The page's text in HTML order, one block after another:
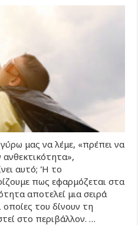
μας να λέμε, «πρέπει να
αυτό; Ή το
πως εφαρμόζεται στα
αποτελεί μια σειρά
του δίνουν τη
στο περιβάλλον. …